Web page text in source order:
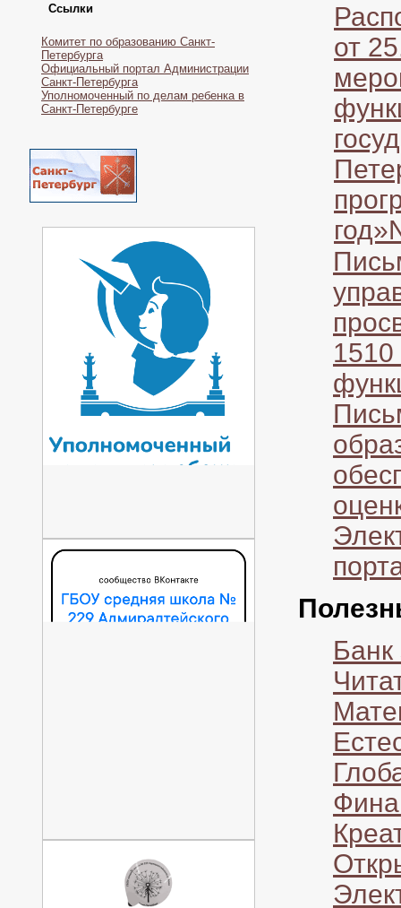
Ссылки
Комитет по образованию Санкт-
Петербурга
Официальный портал Администрации
Санкт-Петербурга
Уполномоченный по делам ребенка в
Санкт-Петербурге
от
Банк